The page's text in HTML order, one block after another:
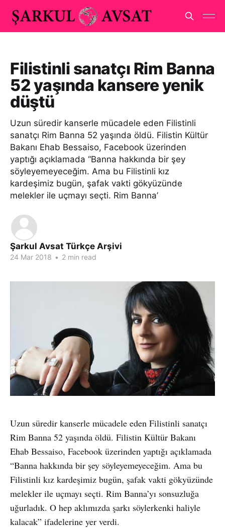
Filistinli sanatçı Rim Banna
52 yaşında kansere yenik
düştü
Uzun süredir kanserle mücadele eden Filistinli
sanatçı Rim Banna 52 yaşında öldü. Filistin Kültür
Bakanı Ehab Bessaiso, Facebook üzerinden
yaptığı açıklamada “Banna hakkında bir şey
söyleyemeyeceğim. Ama bu Filistinli kız
kardeşimiz bugün, şafak vakti gökyüzünde
melekler ile uçmayı seçti. Rim Banna’
Şarkul Avsat Türkçe Arşivi
24 Mar 2018 • 2 min read
Uzun süredir kanserle mücadele eden Filistinli sanatçı
Rim Banna 52 yaşında öldü. Filistin Kültür Bakanı
Ehab Bessaiso, Facebook üzerinden yaptığı açıklamada
“Banna hakkında bir şey söyleyemeyeceğim. Ama bu
Filistinli kız kardeşimiz bugün, şafak vakti gökyüzünde
melekler ile uçmayı seçti. Rim Banna’yı sonsuzluğa
uğurladık. O hep aklımızda şarkı söylerkenki haliyle
kalacak” ifadelerine yer verdi.